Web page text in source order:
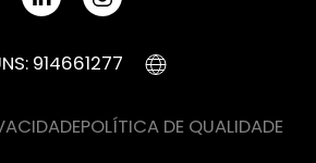
914661277
POLÍTICA DE QUALIDADE